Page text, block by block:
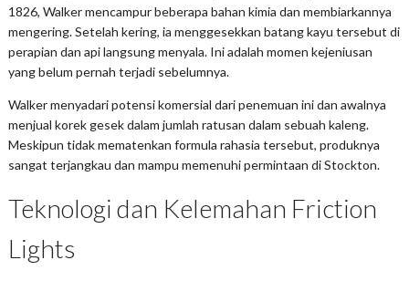
1826, Walker mencampur beberapa bahan kimia dan membiarkannya
mengering. Setelah kering, ia menggesekkan batang kayu tersebut di
perapian dan api langsung menyala. Ini adalah momen kejeniusan
yang belum pernah terjadi sebelumnya.
Walker menyadari potensi komersial dari penemuan ini dan awalnya
menjual korek gesek dalam jumlah ratusan dalam sebuah kaleng.
Meskipun tidak mematenkan formula rahasia tersebut, produknya
sangat terjangkau dan mampu memenuhi permintaan di Stockton.
Teknologi dan Kelemahan Friction
Lights